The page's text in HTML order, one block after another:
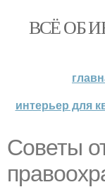
ВСЁ ОБ
интерьер для
Советы